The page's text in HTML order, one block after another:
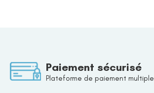
Paiement sécurisé
Plateforme de paiement multiple